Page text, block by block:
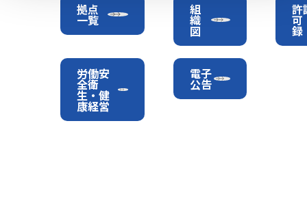
拠点
一覧
組
織
図
許
可
録
労働安
全衛
生・健
康経営
電子
公告